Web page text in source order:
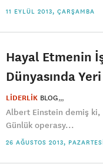
11 EYLÜL 2013, ÇARŞAMBA
Hayal Etmenin
Dünyasında Yeri
LİDERLİK BLOG
Albert Einstein demiş
Günlük operasy...
26 AĞUSTOS 2013,